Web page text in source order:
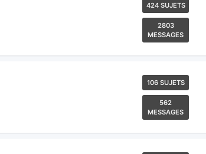
424 SUJETS
2803
MESSAGES
106 SUJETS
562
MESSAGES